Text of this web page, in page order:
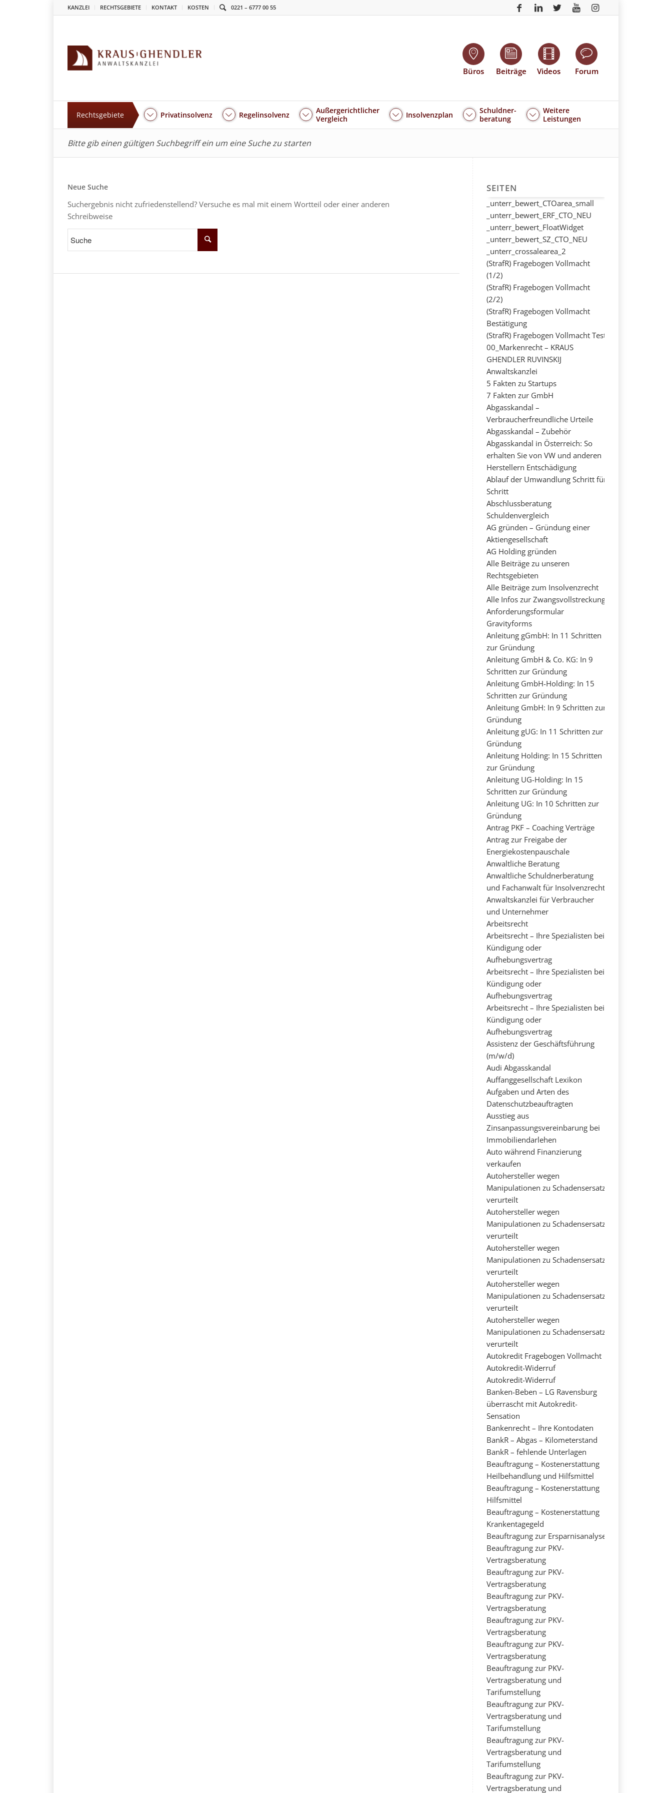
KANZLEI RECHTSGEBIETE KONTAKT KOSTEN 0221 – 6777 00 55
Büros Beiträge Videos Forum
Rechtsgebiete Privatinsolvenz Regelinsolvenz
Außergerichtlicher
Vergleich
Insolvenzplan
Schuldner-
beratung
Weitere
Leistungen
Bitte gib einen gültigen Suchbegriff ein um eine Suche zu starten
Neue Suche
Suchergebnis nicht zufriedenstellend? Versuche es mal mit einem Wortteil oder einer anderen
Schreibweise
SEITEN
_unterr_bewert_CTOarea_small
_unterr_bewert_ERF_CTO_NEU
_unterr_bewert_FloatWidget
_unterr_bewert_SZ_CTO_NEU
_unterr_crossalearea_2
(StrafR) Fragebogen Vollmacht
(1/2)
(StrafR) Fragebogen Vollmacht
(2/2)
(StrafR) Fragebogen Vollmacht
Bestätigung
(StrafR) Fragebogen Vollmacht Test
00_Markenrecht – KRAUS
GHENDLER RUVINSKIJ
Anwaltskanzlei
5 Fakten zu Startups
7 Fakten zur GmbH
Abgasskandal –
Verbraucherfreundliche Urteile
Abgasskandal – Zubehör
Abgasskandal in Österreich: So
erhalten Sie von VW und anderen
Herstellern Entschädigung
Ablauf der Umwandlung Schritt für
Schritt
Abschlussberatung
Schuldenvergleich
AG gründen – Gründung einer
Aktiengesellschaft
AG Holding gründen
Alle Beiträge zu unseren
Rechtsgebieten
Alle Beiträge zum Insolvenzrecht
Alle Infos zur Zwangsvollstreckung
Anforderungsformular
Gravityforms
Anleitung gGmbH: In 11 Schritten
zur Gründung
Anleitung GmbH & Co. KG: In 9
Schritten zur Gründung
Anleitung GmbH-Holding: In 15
Schritten zur Gründung
Anleitung GmbH: In 9 Schritten zur
Gründung
Anleitung gUG: In 11 Schritten zur
Gründung
Anleitung Holding: In 15 Schritten
zur Gründung
Anleitung UG-Holding: In 15
Schritten zur Gründung
Anleitung UG: In 10 Schritten zur
Gründung
Antrag PKF – Coaching Verträge
Antrag zur Freigabe der
Energiekostenpauschale
Anwaltliche Beratung
Anwaltliche Schuldnerberatung
und Fachanwalt für Insolvenzrecht
Anwaltskanzlei für Verbraucher
und Unternehmer
Arbeitsrecht
Arbeitsrecht – Ihre Spezialisten bei
Kündigung oder
Aufhebungsvertrag
Arbeitsrecht – Ihre Spezialisten bei
Kündigung oder
Aufhebungsvertrag
Arbeitsrecht – Ihre Spezialisten bei
Kündigung oder
Aufhebungsvertrag
Assistenz der Geschäftsführung
(m/w/d)
Audi Abgasskandal
Auffanggesellschaft Lexikon
Aufgaben und Arten des
Datenschutzbeauftragten
Ausstieg aus
Zinsanpassungsvereinbarung bei
Immobiliendarlehen
Auto während Finanzierung
verkaufen
Autohersteller wegen
Manipulationen zu Schadensersatz
verurteilt
Autohersteller wegen
Manipulationen zu Schadensersatz
verurteilt
Autohersteller wegen
Manipulationen zu Schadensersatz
verurteilt
Autohersteller wegen
Manipulationen zu Schadensersatz
verurteilt
Autohersteller wegen
Manipulationen zu Schadensersatz
verurteilt
Autokredit Fragebogen Vollmacht
Autokredit-Widerruf
Autokredit-Widerruf
Banken-Beben – LG Ravensburg
überrascht mit Autokredit-
Sensation
Bankenrecht – Ihre Kontodaten
BankR – Abgas – Kilometerstand
BankR – fehlende Unterlagen
Beauftragung – Kostenerstattung
Heilbehandlung und Hilfsmittel
Beauftragung – Kostenerstattung
Hilfsmittel
Beauftragung – Kostenerstattung
Krankentagegeld
Beauftragung zur Ersparnisanalyse
Beauftragung zur PKV-
Vertragsberatung
Beauftragung zur PKV-
Vertragsberatung
Beauftragung zur PKV-
Vertragsberatung
Beauftragung zur PKV-
Vertragsberatung
Beauftragung zur PKV-
Vertragsberatung
Beauftragung zur PKV-
Vertragsberatung und
Tarifumstellung
Beauftragung zur PKV-
Vertragsberatung und
Tarifumstellung
Beauftragung zur PKV-
Vertragsberatung und
Tarifumstellung
Beauftragung zur PKV-
Vertragsberatung und